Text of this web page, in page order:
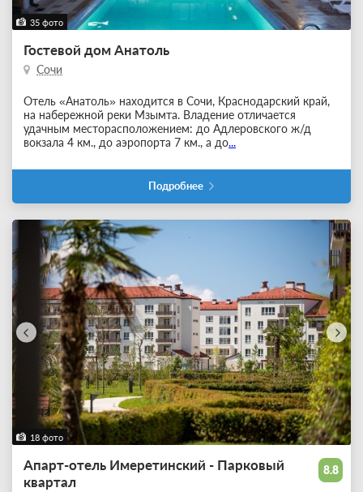
35 фото
Гостевой дом Анатоль
Сочи
Отель «Анатоль» находится в Сочи, Краснодарский край,
на набережной реки Мзымта. Владение отличается
удачным месторасположением: до Адлеровского ж/д
вокзала 4 км., до аэропорта 7 км., а до...
Подробнее
18 фото
8.8
Апарт-отель Имеретинский - Парковый
квартал